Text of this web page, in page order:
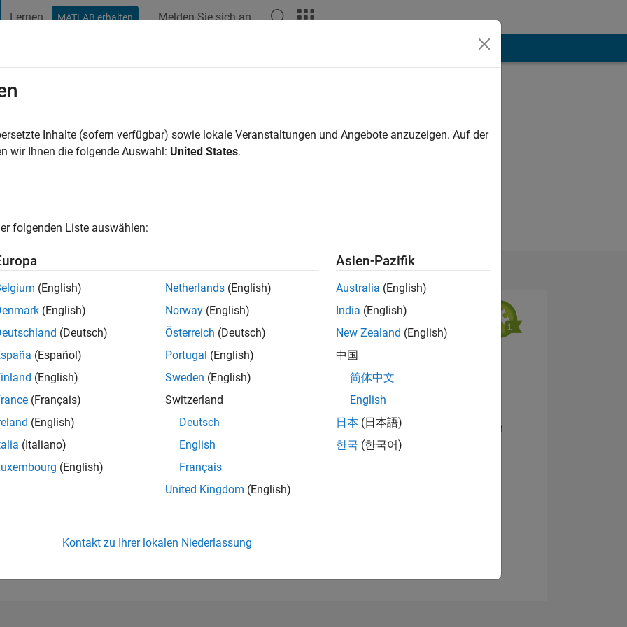
Lernen MATLAB erhalten Melden Sie sich an
Jahre vor|Aktiv seit 2016
RANG
2.241
Abzeichen anzeigen
Inhalte (sofern verfügbar) sowie lokale Veranstaltungen und Angebote anzuzeigen. Auf der
wir Ihnen die folgende Auswahl: United States.
folgenden Liste auswählen:
(English)
(English)
(Deutsch)
(Español)
(English)
(Français)
(English)
(Italiano)
(English)
Netherlands (English)
Norway (English)
Österreich (Deutsch)
Portugal (English)
Sweden (English)
Switzerland
Deutsch
English
Français
United Kingdom (English)
Asien-Pazifik
Australia (English)
India (English)
New Zealand (English)
中国
简体中文
English
日本 (日本語)
한국 (한국어)
Kontakt zu Ihrer lokalen Niederlassung